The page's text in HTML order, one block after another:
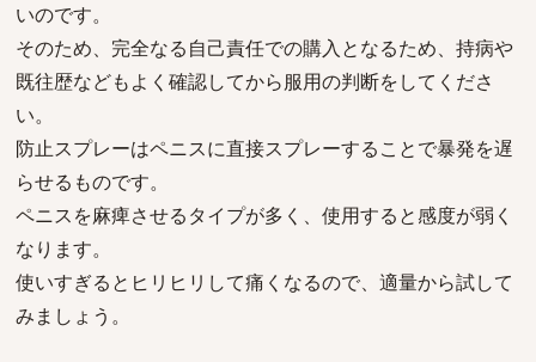
いのです。
そのため、完全なる自己責任での購入となるため、持病や
既往歴などもよく確認してから服用の判断をしてくださ
い。
防止スプレーはペニスに直接スプレーすることで暴発を遅
らせるものです。
ペニスを麻痺させるタイプが多く、使用すると感度が弱く
なります。
使いすぎるとヒリヒリして痛くなるので、適量から試して
みましょう。